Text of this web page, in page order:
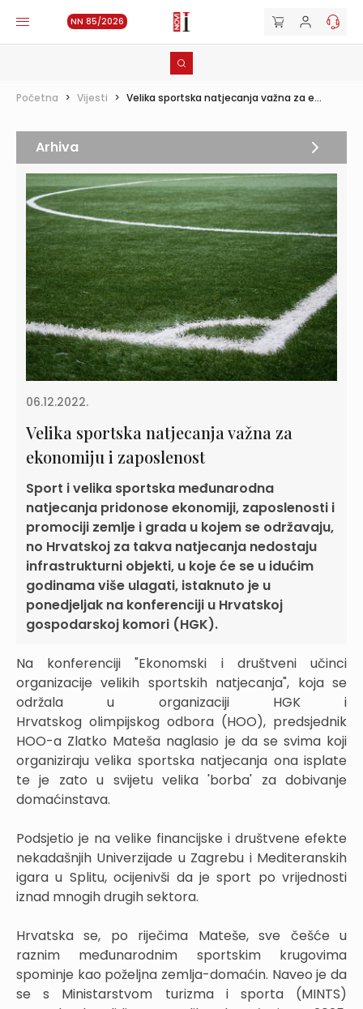
NN 85/2026
Početna > Vijesti > Velika sportska natjecanja važna za e...
06.12.2022.
Velika sportska natjecanja važna za
ekonomiju i zaposlenost
Sport i velika sportska međunarodna
natjecanja pridonose ekonomiji, zaposlenosti i
promociji zemlje i grada u kojem se održavaju,
no Hrvatskoj za takva natjecanja nedostaju
infrastrukturni objekti, u koje će se u idućim
godinama više ulagati, istaknuto je u
ponedjeljak na konferenciji u Hrvatskoj
gospodarskoj komori (HGK).
Na konferenciji "Ekonomski i društveni učinci
organizacije velikih sportskih natjecanja", koja se
održala u organizaciji HGK i
Hrvatskog olimpijskog odbora (HOO), predsjednik
HOO-a Zlatko Mateša naglasio je da se svima koji
organiziraju velika sportska natjecanja ona isplate
te je zato u svijetu velika 'borba' za dobivanje
domaćinstava.
Podsjetio je na velike financijske i društvene efekte
nekadašnjih Univerzijade u Zagrebu i Mediteranskih
igara u Splitu, ocijenivši da je sport po vrijednosti
iznad mnogih drugih sektora.
Hrvatska se, po riječima Mateše, sve češće u
raznim međunarodnim sportskim krugovima
spominje kao poželjna zemlja-domaćin. Naveo je da
se s Ministarstvom turizma i sporta (MINTS)
Arhiva